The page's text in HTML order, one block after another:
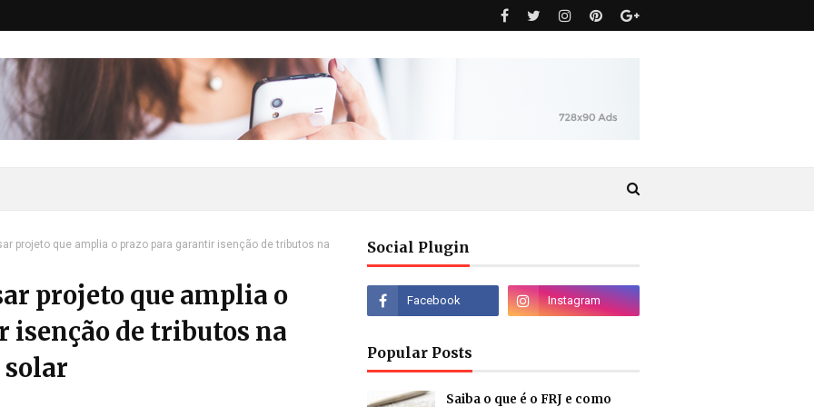
projeto que amplia o prazo para garantir isenção de tributos na
projeto que amplia o
isenção de tributos na
solar
Social Plugin
Popular Posts
Saiba o que é o FRJ e como